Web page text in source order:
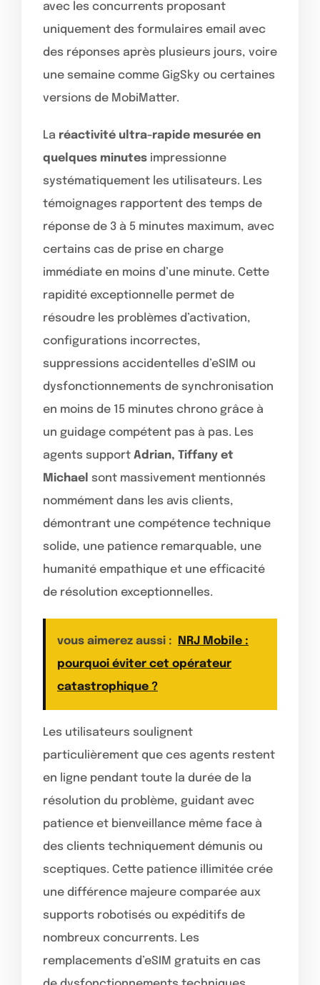
avec les concurrents proposant
uniquement des formulaires email avec
des réponses après plusieurs jours, voire
une semaine comme GigSky ou certaines
versions de MobiMatter.
La réactivité ultra-rapide mesurée en
quelques minutes impressionne
systématiquement les utilisateurs. Les
témoignages rapportent des temps de
réponse de 3 à 5 minutes maximum, avec
certains cas de prise en charge
immédiate en moins d’une minute. Cette
rapidité exceptionnelle permet de
résoudre les problèmes d’activation,
configurations incorrectes,
suppressions accidentelles d’eSIM ou
dysfonctionnements de synchronisation
en moins de 15 minutes chrono grâce à
un guidage compétent pas à pas. Les
agents support Adrian, Tiffany et
Michael sont massivement mentionnés
nommément dans les avis clients,
démontrant une compétence technique
solide, une patience remarquable, une
humanité empathique et une efficacité
de résolution exceptionnelles.
vous aimerez aussi :
NRJ Mobile :
pourquoi éviter cet opérateur
catastrophique ?
Les utilisateurs soulignent
particulièrement que ces agents restent
en ligne pendant toute la durée de la
résolution du problème, guidant avec
patience et bienveillance même face à
des clients techniquement démunis ou
sceptiques. Cette patience illimitée crée
une différence majeure comparée aux
supports robotisés ou expéditifs de
nombreux concurrents. Les
remplacements d’eSIM gratuits en cas